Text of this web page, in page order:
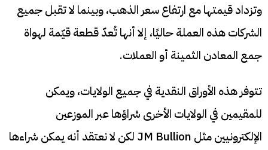
وتزداد قيمتها مع ارتفاع سعر الذهب، وبينما لا تقبل جميع
الشركات هذه العملة حاليًا، إلا أنها تُعدّ قطعة قيّمة لهواة
جمع المعادن الثمينة أو العملات.
تتوفر هذه الأوراق النقدية في جميع الولايات، ويمكن
للمقيمين في الولايات الأخرى شراؤها عبر الموزعين
الإلكترونيين مثل JM Bullion لكن لا نعتقد أنه يمكن شراءها